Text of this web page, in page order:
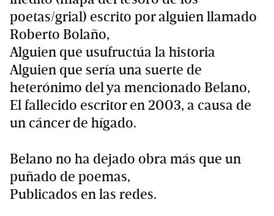
poetas/grial) escrito por alguien llamado
Roberto Bolaño,
Alguien que usufructúa la historia
Alguien que sería una suerte de
heterónimo del ya mencionado Belano,
El fallecido escritor en 2003, a causa de
un cáncer de hígado.
Belano no ha dejado obra más que un
puñado de poemas,
Publicados en las redes.